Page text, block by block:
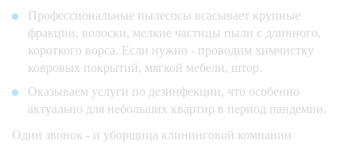
Профессиональные пылесосы всасывает крупные
фракции, волоски, мелкие частицы пыли с длинного,
короткого ворса. Если нужно - проводим химчистку
ковровых покрытий, мягкой мебели, штор.
Оказываем услуги по дезинфекции, что особенно
актуально для небольших квартир в период пандемии.
Один звонок - и уборщица клининговой компании